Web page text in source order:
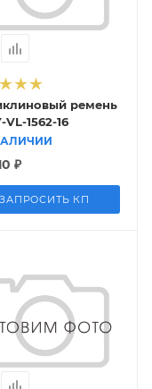
ремень
VL-1562-16
₽
ЗАПРОСИТЬ КП